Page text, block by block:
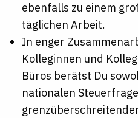
ebenfalls zu einem
täglichen Arbeit.
In enger
Kolleginnen und
Büros berätst Du
nationalen